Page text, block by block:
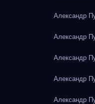
Александр
Александр
Александр
Александр
Александр